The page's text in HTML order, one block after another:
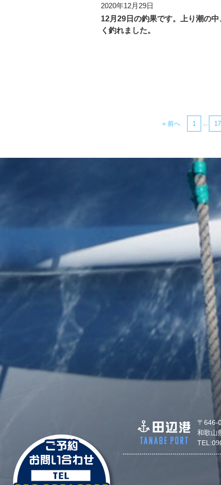
2020年12月29日
12月29日の釣果です。上り潮の中
く釣れました。
« 前へ 1
〒646-
和歌山